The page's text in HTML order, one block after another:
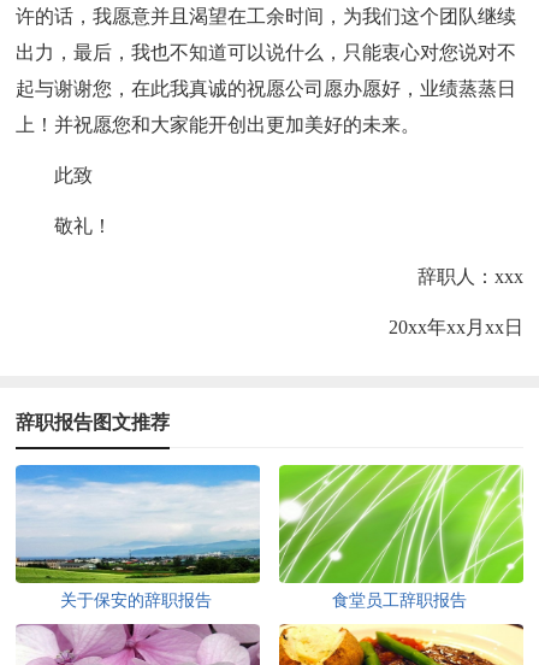
许的话，我愿意并且渴望在工余时间，为我们这个团队继续
出力，最后，我也不知道可以说什么，只能衷心对您说对不
起与谢谢您，在此我真诚的祝愿公司愿办愿好，业绩蒸蒸日
上！并祝愿您和大家能开创出更加美好的未来。
此致
敬礼！
辞职人：xxx
20xx年xx月xx日
辞职报告图文推荐
关于保安的辞职报告 食堂员工辞职报告